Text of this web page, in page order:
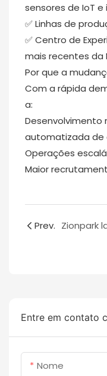
sensores de IoT
✅ Linhas de
✅ Centro de
mais recentes da
Por que a
Com a rápida
a:
automatizada de
Operações
Maior
Prev.
Entre em contato
Nome